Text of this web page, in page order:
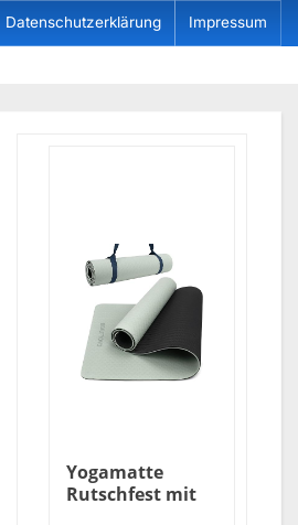
Datenschutzerklärung Impressum
Yogamatte
Rutschfest mit